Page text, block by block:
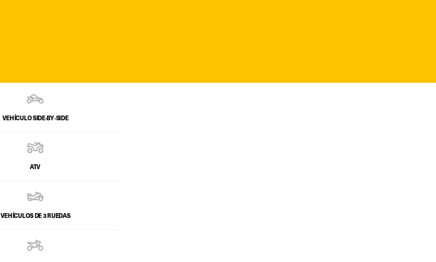
VEHÍCULO SIDE‑BY‑SIDE
ATV
VEHÍCULOS DE 3 RUEDAS